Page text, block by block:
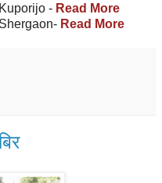
- Read More
Read More